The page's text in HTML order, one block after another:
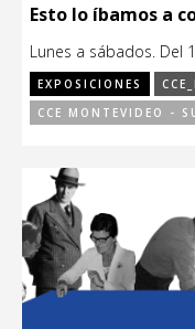
Esto lo íbamos a
Lunes a sábados. Del
EXPOSICIONES
CCE MONTEVIDEO -